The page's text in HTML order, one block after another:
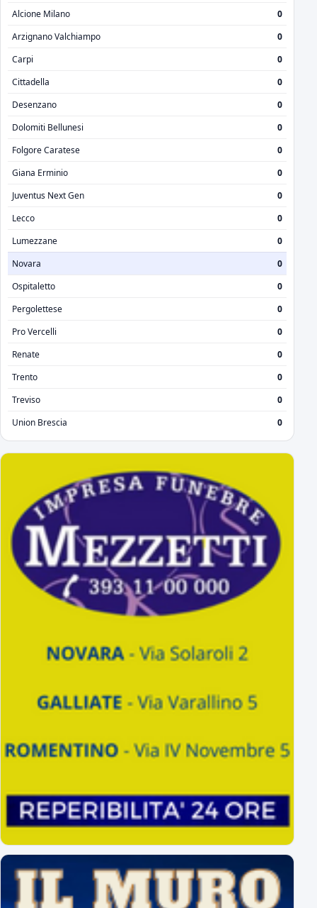
Alcione Milano
0
Arzignano Valchiampo
0
Carpi
0
Cittadella
0
Desenzano
0
Dolomiti Bellunesi
0
Folgore Caratese
0
Giana Erminio
0
Juventus Next Gen
0
Lecco
0
Lumezzane
0
Novara
0
Ospitaletto
0
Pergolettese
0
Pro Vercelli
0
Renate
0
Trento
0
Treviso
0
Union Brescia
0